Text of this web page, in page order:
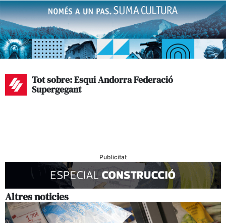
Tot sobre: Esqui Andorra Federació
Supergegant
Publicitat
Altres noticies